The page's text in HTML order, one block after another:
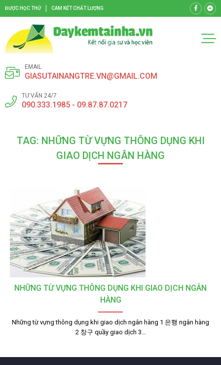
ĐƯỢC HỌC THỬ CAM KẾT CHẤT LƯỢNG
EMAIL
GIASUTAINANGTRE.VN@GMAIL.COM
TƯ VẤN 24/7
090.333.1985 - 09.87.87.0217
TAG: NHỮNG TỪ VỰNG THÔNG DỤNG KHI
GIAO DỊCH NGÂN HÀNG
NHỮNG TỪ VỰNG THÔNG DỤNG KHI GIAO DỊCH NGÂN
HÀNG
Những từ vựng thông dụng khi giao dịch ngân hàng 1 은행 ngân hàng
2 창구 quầy giao dịch 3…